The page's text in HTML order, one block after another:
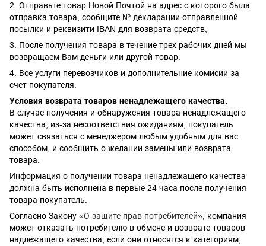
2. Отправьте товар Новой Почтой на адрес с которого была
отправка товара, сообщите № декларации отправленной
посылки и реквизити IBAN для возврата средств;
3. После получения товара в течение трех рабочих дней мы
возвращаем Вам деньги или другой товар.
4. Все услуги перевозчиков и дополнительние комисии за
счет покупателя.
Условия возврата товаров ненадлежащего качества.
В случае получения и обнаружения товара ненадлежащего
качества, из-за несоответствия ожиданиям, покупатель
может связаться с менеджером любым удобным для вас
способом, и сообщить о желании замены или возврата
товара.
Информация о получении товара ненадлежащего качества
должна быть исполнена в первые 24 часа после получения
товара покупатель.
Согласно Закону «О защите прав потребителей» , компания
может отказать потребителю в обмене и возврате товаров
надлежащего качества, если они относятся к категориям,